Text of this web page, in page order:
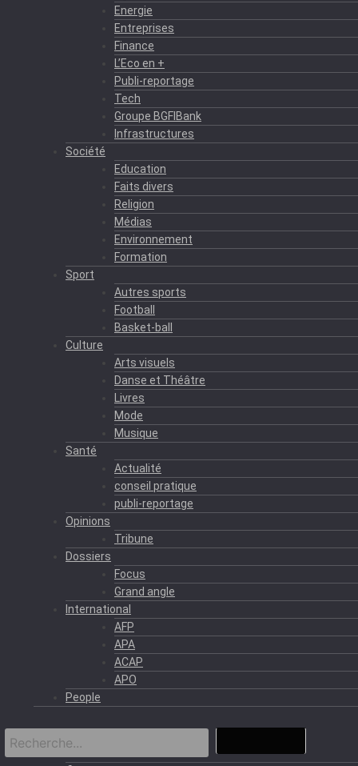
Energie
Entreprises
Finance
L’Eco en +
Publi-reportage
Tech
Groupe BGFIBank
Infrastructures
Société
Education
Faits divers
Religion
Médias
Environnement
Formation
Sport
Autres sports
Football
Basket-ball
Culture
Arts visuels
Danse et Théâtre
Livres
Mode
Musique
Santé
Actualité
conseil pratique
publi-reportage
Opinions
Tribune
Dossiers
Focus
Grand angle
International
AFP
APA
ACAP
APO
People